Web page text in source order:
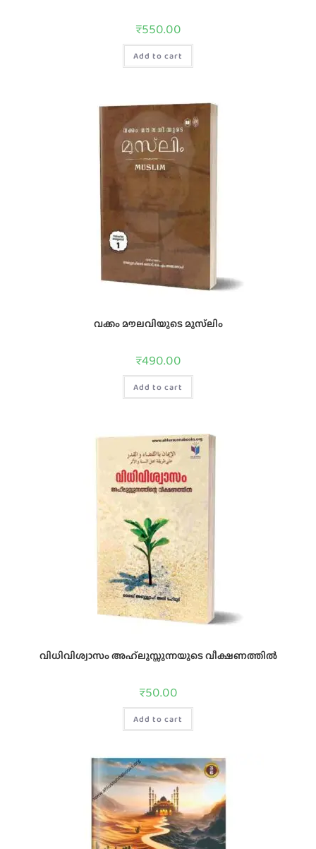
₹550.00
Add to cart
വക്കം മൗലവിയുടെ മുസ്‍ലിം
₹490.00
Add to cart
വിധിവിശ്വാസം അഹ്‌ലുസ്സുന്നയുടെ വീക്ഷണത്തില്‍
₹50.00
Add to cart